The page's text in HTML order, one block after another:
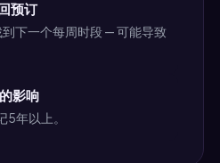
预订
下一个每周时段 — 可能导致
影响
年以上。